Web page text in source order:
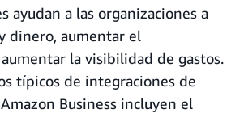
ayudan a las organizaciones a
dinero, aumentar el
la visibilidad de gastos.
típicos de integraciones de
Business incluyen el